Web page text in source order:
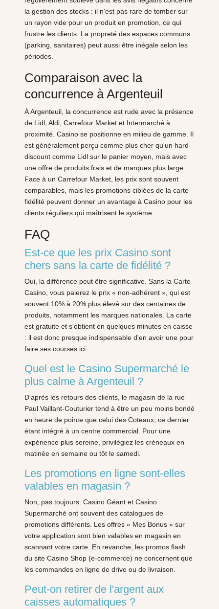
la gestion des stocks : il n'est pas rare de tomber sur
un rayon vide pour un produit en promotion, ce qui
frustre les clients. La propreté des espaces communs
(parking, sanitaires) peut aussi être inégale selon les
périodes.
Comparaison avec la
concurrence à Argenteuil
À Argenteuil, la concurrence est rude avec la présence
de Lidl, Aldi, Carrefour Market et Intermarché à
proximité. Casino se positionne en milieu de gamme. Il
est généralement perçu comme plus cher qu'un hard-
discount comme Lidl sur le panier moyen, mais avec
une offre de produits frais et de marques plus large.
Face à un Carrefour Market, les prix sont souvent
comparables, mais les promotions ciblées de la carte
fidélité peuvent donner un avantage à Casino pour les
clients réguliers qui maîtrisent le système.
FAQ
Est-ce que les prix Casino sont
chers sans la carte de fidélité ?
Oui, la différence peut être significative. Sans la Carte
Casino, vous paierez le prix « non-adhérent », qui est
souvent 10% à 20% plus élevé sur des centaines de
produits, notamment les marques nationales. La carte
est gratuite et s'obtient en quelques minutes en caisse
: il est donc presque indispensable d'en avoir une pour
faire ses courses ici.
Quel est le Casino Supermarché le
plus calme à Argenteuil ?
D'après les retours des clients, le magasin de la rue
Paul Vaillant-Couturier tend à être un peu moins bondé
en heure de pointe que celui des Coteaux, ce dernier
étant intégré à un centre commercial. Pour une
expérience plus sereine, privilégiez les créneaux en
matinée en semaine ou tôt le samedi.
Les promotions en ligne sont-elles
valables en magasin ?
Non, pas toujours. Casino Géant et Casino
Supermarché ont souvent des catalogues de
promotions différents. Les offres « Mes Bonus » sur
votre application sont bien valables en magasin en
scannant votre carte. En revanche, les promos flash
du site Casino Shop (e-commerce) ne concernent que
les commandes en ligne de drive ou de livraison.
Peut-on retirer de l'argent aux
caisses automatiques ?